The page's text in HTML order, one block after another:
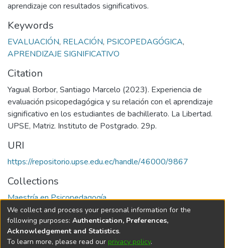
aprendizaje con resultados significativos.
Keywords
EVALUACIÓN, RELACIÓN, PSICOPEDAGÓGICA,
APRENDIZAJE SIGNIFICATIVO
Citation
Yagual Borbor, Santiago Marcelo (2023). Experiencia de
evaluación psicopedagógica y su relación con el aprendizaje
significativo en los estudiantes de bachillerato. La Libertad.
UPSE, Matriz. Instituto de Postgrado. 29p.
URI
https://repositorio.upse.edu.ec/handle/46000/9867
Collections
Maestría en Psicopedagogía
Full item page
We collect and process your personal information for the
following purposes: Authentication, Preferences,
Acknowledgement and Statistics.
To learn more, please read our privacy policy.